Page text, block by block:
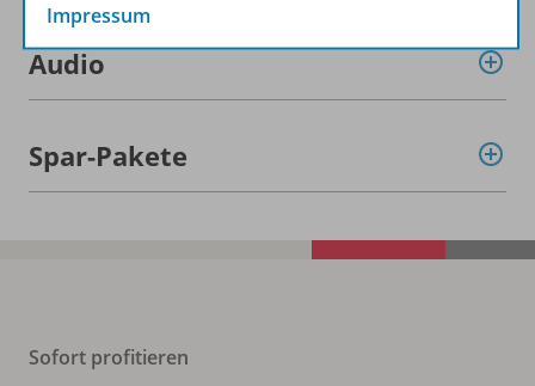
Audio
Spar-Pakete
Sofort profitieren
Impressum